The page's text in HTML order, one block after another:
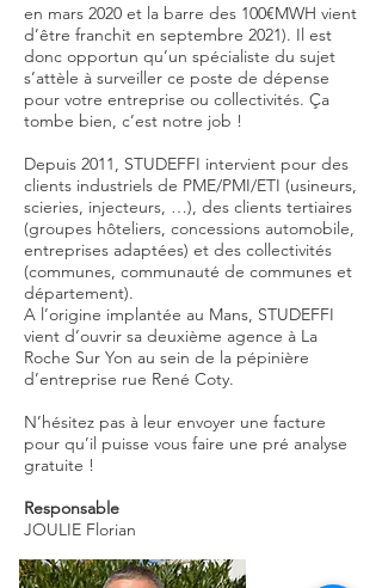
en mars 2020 et la barre des 100€MWH vient
d’être franchit en septembre 2021). Il est
donc opportun qu’un spécialiste du sujet
s’attèle à surveiller ce poste de dépense
pour votre entreprise ou collectivités. Ça
tombe bien, c’est notre job !
Depuis 2011, STUDEFFI intervient pour des
clients industriels de PME/PMI/ETI (usineurs,
scieries, injecteurs, …), des clients tertiaires
(groupes hôteliers, concessions automobile,
entreprises adaptées) et des collectivités
(communes, communauté de communes et
département).
A l’origine implantée au Mans, STUDEFFI
vient d’ouvrir sa deuxième agence à La
Roche Sur Yon au sein de la pépinière
d’entreprise rue René Coty.
N’hésitez pas à leur envoyer une facture
pour qu’il puisse vous faire une pré analyse
gratuite !
Responsable
JOULIE Florian